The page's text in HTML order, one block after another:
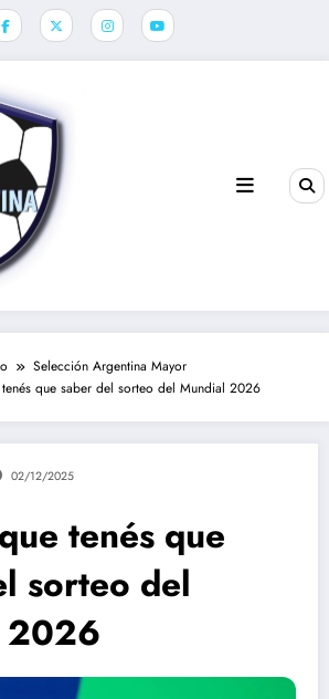
Selección Argentina Mayor
que saber del sorteo del Mundial 2026
02/12/2025
tenés que
sorteo del
2026